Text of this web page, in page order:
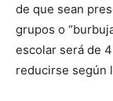
de que sean
grupos o
escolar será de
reducirse según